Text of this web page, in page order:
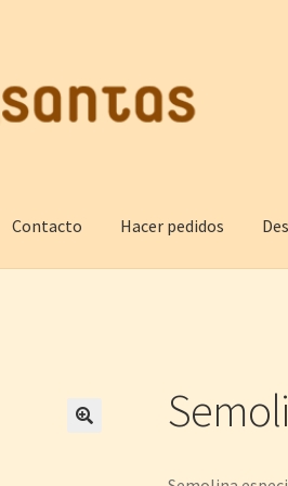
Contacto Hacer pedidos